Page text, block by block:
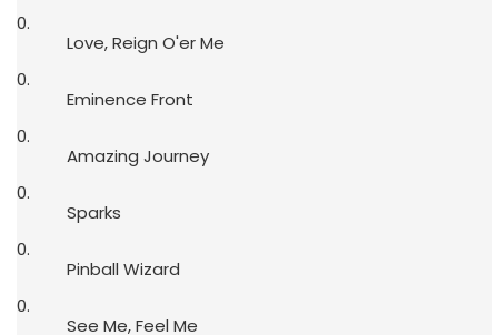
Love, Reign O'er Me
Eminence Front
Amazing Journey
Sparks
Pinball Wizard
See Me, Feel Me